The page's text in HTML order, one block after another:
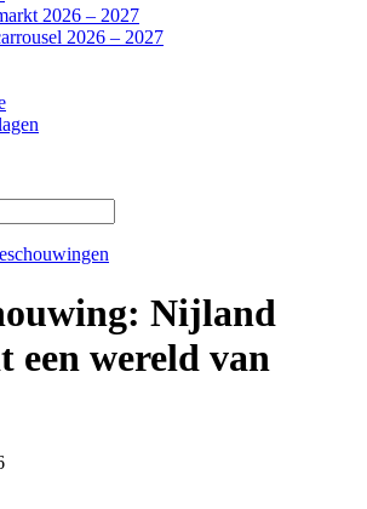
2026 – 2027
2026 – 2027
Nijland
een wereld van